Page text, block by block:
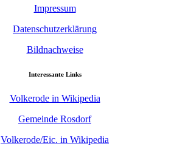
Impressum
Datenschutzerklärung
Bildnachweise
Interessante Links
Volkerode in Wikipedia
Gemeinde Rosdorf
Volkerode/Eic. in Wikipedia